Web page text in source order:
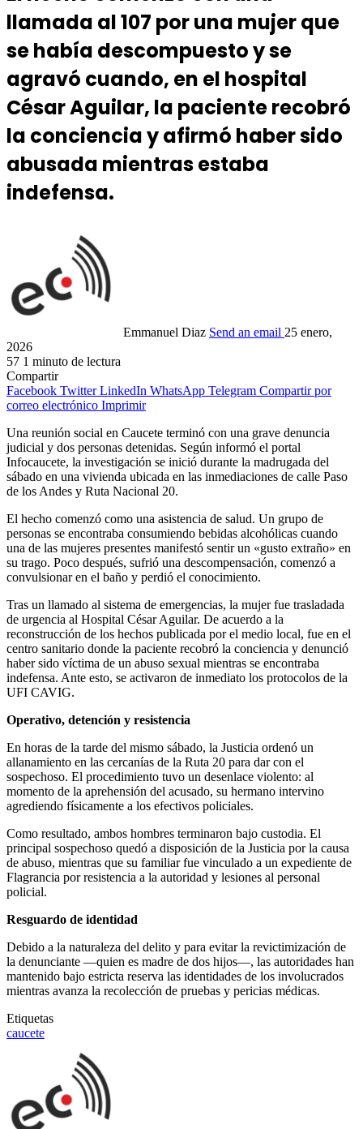
llamada al 107 por una mujer que
se había descompuesto y se
agravó cuando, en el hospital
César Aguilar, la paciente recobró
la conciencia y afirmó haber sido
abusada mientras estaba
indefensa.
Emmanuel Diaz Send an email 25 enero,
2026
57 1 minuto de lectura
Compartir
Facebook Twitter LinkedIn WhatsApp Telegram Compartir por
correo electrónico Imprimir
Una reunión social en Caucete terminó con una grave denuncia
judicial y dos personas detenidas. Según informó el portal
Infocaucete, la investigación se inició durante la madrugada del
sábado en una vivienda ubicada en las inmediaciones de calle Paso
de los Andes y Ruta Nacional 20.
El hecho comenzó como una asistencia de salud. Un grupo de
personas se encontraba consumiendo bebidas alcohólicas cuando
una de las mujeres presentes manifestó sentir un «gusto extraño» en
su trago. Poco después, sufrió una descompensación, comenzó a
convulsionar en el baño y perdió el conocimiento.
Tras un llamado al sistema de emergencias, la mujer fue trasladada
de urgencia al Hospital César Aguilar. De acuerdo a la
reconstrucción de los hechos publicada por el medio local, fue en el
centro sanitario donde la paciente recobró la conciencia y denunció
haber sido víctima de un abuso sexual mientras se encontraba
indefensa. Ante esto, se activaron de inmediato los protocolos de la
UFI CAVIG.
Operativo, detención y resistencia
En horas de la tarde del mismo sábado, la Justicia ordenó un
allanamiento en las cercanías de la Ruta 20 para dar con el
sospechoso. El procedimiento tuvo un desenlace violento: al
momento de la aprehensión del acusado, su hermano intervino
agrediendo físicamente a los efectivos policiales.
Como resultado, ambos hombres terminaron bajo custodia. El
principal sospechoso quedó a disposición de la Justicia por la causa
de abuso, mientras que su familiar fue vinculado a un expediente de
Flagrancia por resistencia a la autoridad y lesiones al personal
policial.
Resguardo de identidad
Debido a la naturaleza del delito y para evitar la revictimización de
la denunciante —quien es madre de dos hijos—, las autoridades han
mantenido bajo estricta reserva las identidades de los involucrados
mientras avanza la recolección de pruebas y pericias médicas.
Etiquetas
caucete